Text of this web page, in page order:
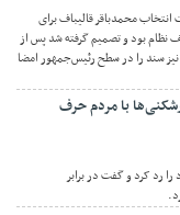
محمدباقر قالیباف برای
بود و تصمیم گرفته شد پس از
نیز سند را در سطح رئیس‌جمهور امضا
با مردم حرف
رد کرد و گفت در برابر